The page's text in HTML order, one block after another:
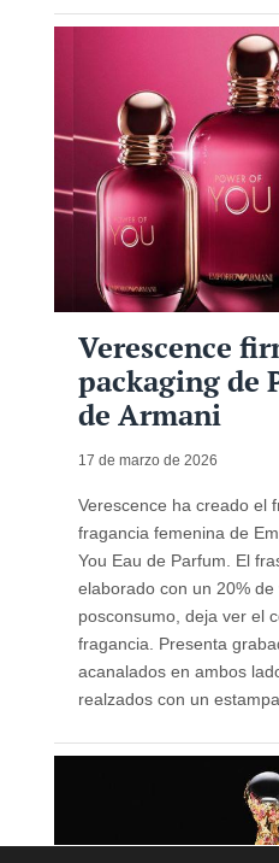
Verescence
packaging de
de Armani
17 de marzo de 2026
Verescence ha creado el
fragancia femenina de
You Eau de Parfum. El
elaborado con un 20%
posconsumo, deja ver el
fragancia. Presenta
acanalados en ambos
realzados con un